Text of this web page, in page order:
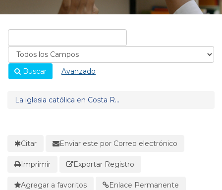
Buscar Avanzado
La iglesia católica en Costa R...
Citar Enviar este por Correo electrónico
Imprimir Exportar Registro
Agregar a favoritos Enlace Permanente